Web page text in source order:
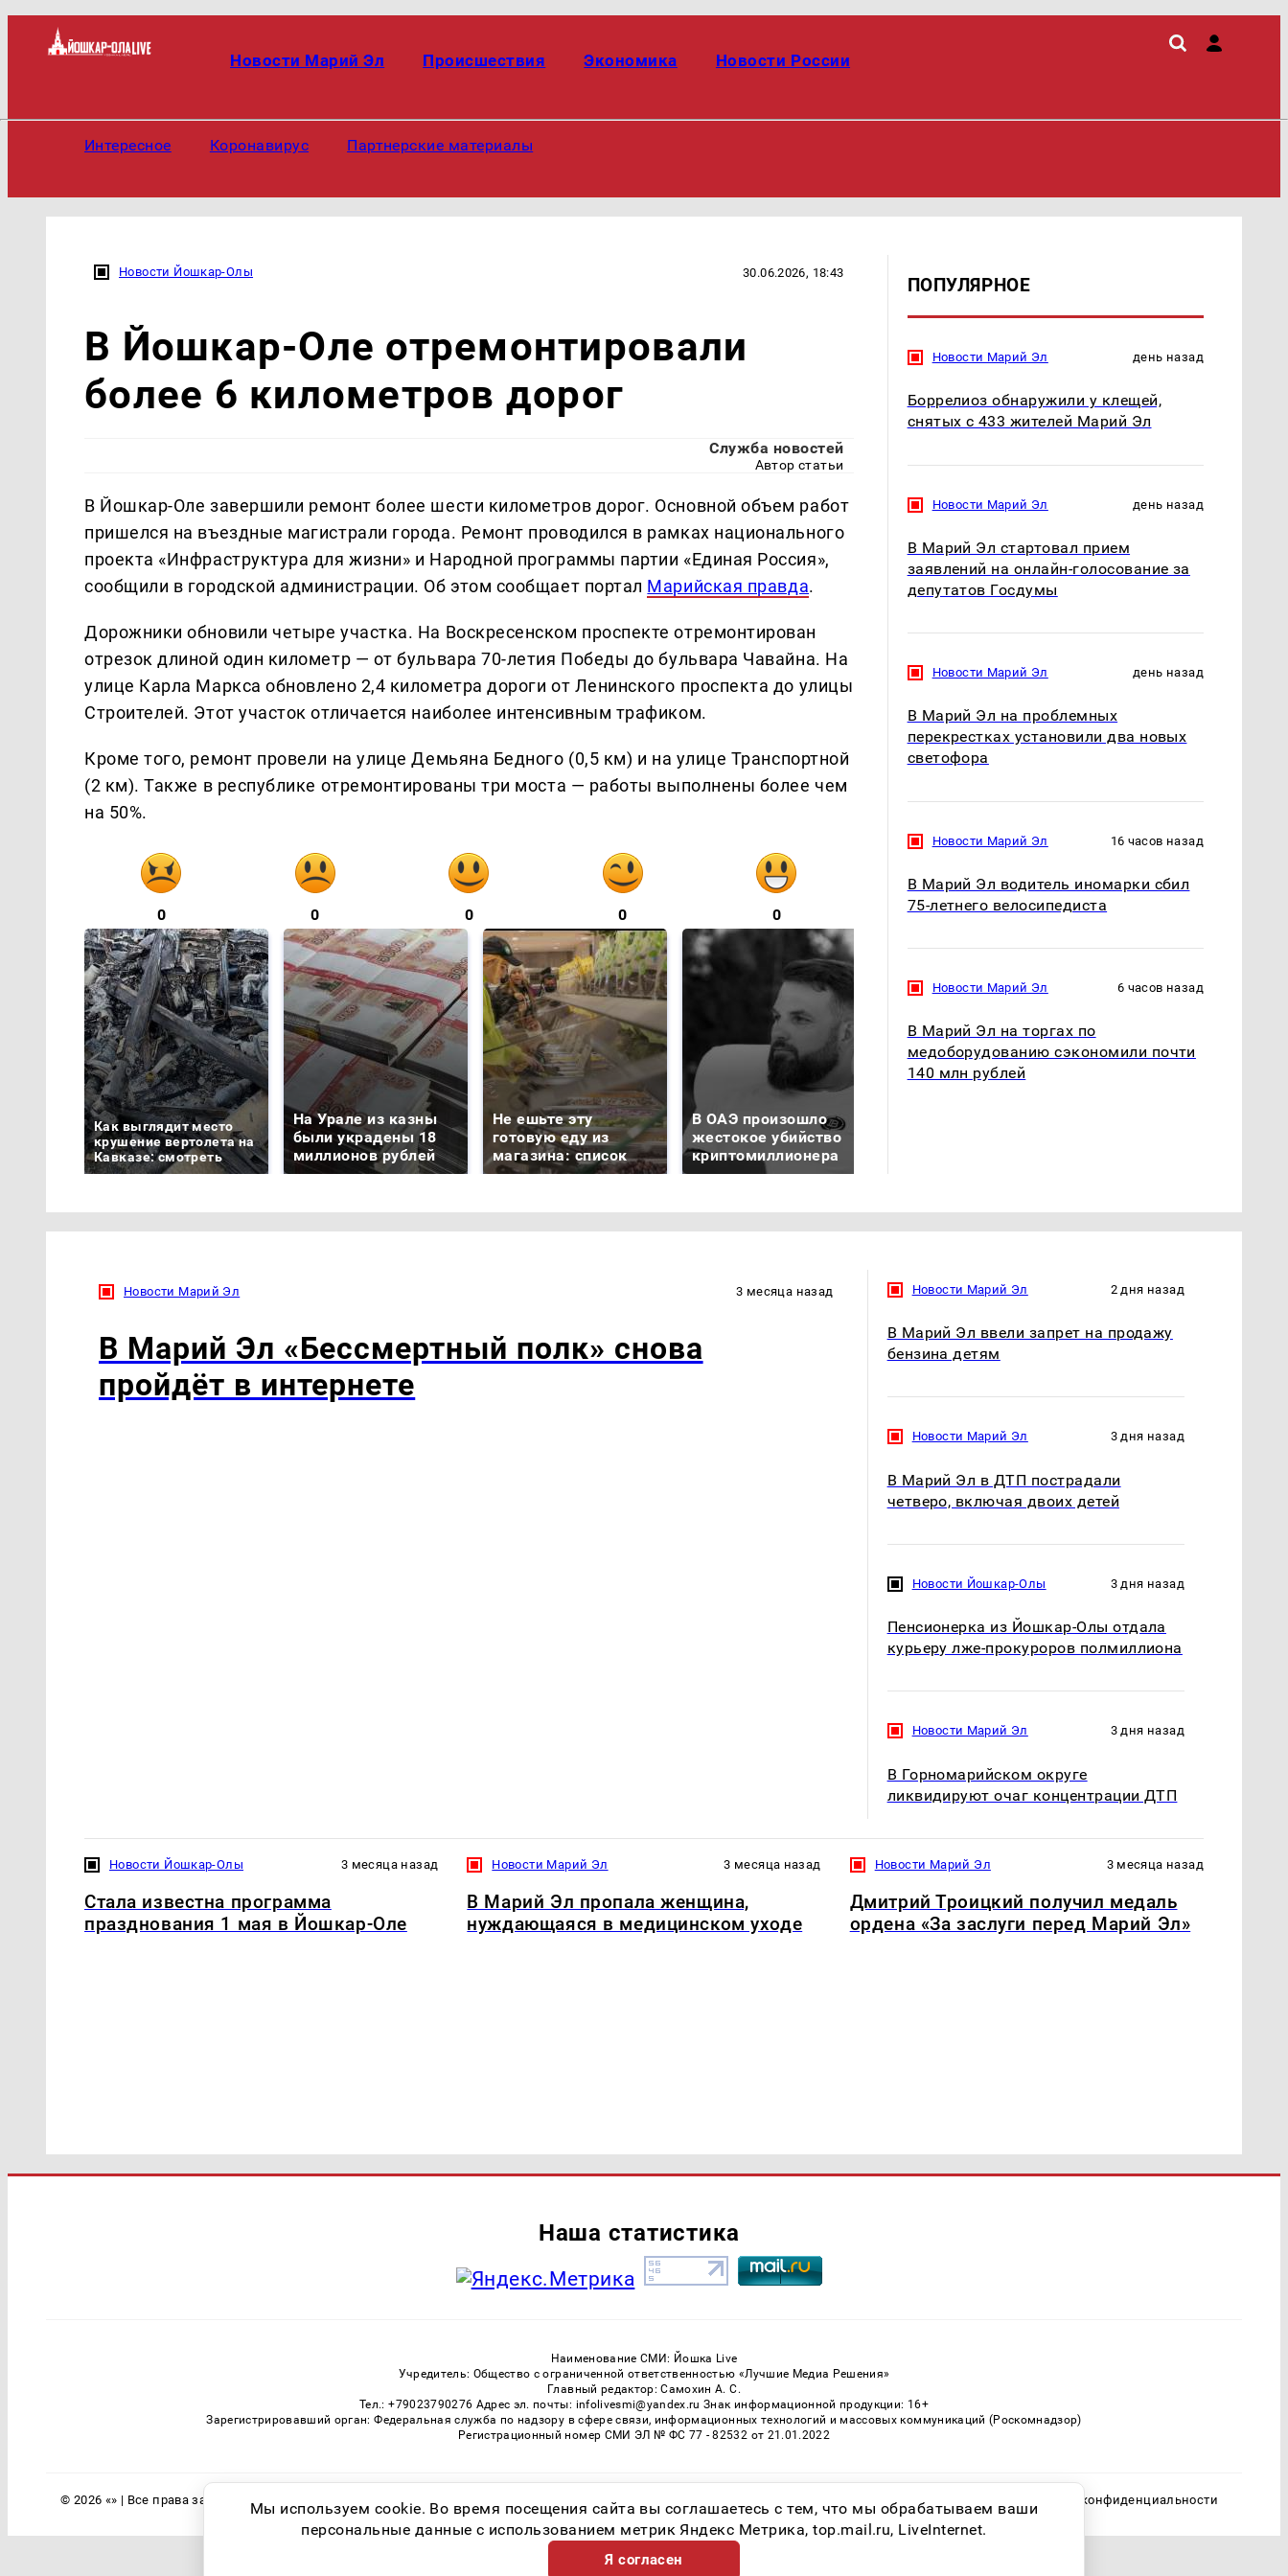
Новости Марий Эл Происшествия Экономика Новости России
Интересное Коронавирус Партнерские материалы
Новости Йошкар-Олы 30.06.2026, 18:43
В Йошкар-Оле отремонтировали
более 6 километров дорог
Служба новостей
Автор статьи
В Йошкар-Оле завершили ремонт более шести километров дорог. Основной объем работ
пришелся на въездные магистрали города. Ремонт проводился в рамках национального
проекта «Инфраструктура для жизни» и Народной программы партии «Единая Россия»,
сообщили в городской администрации. Об этом сообщает портал Марийская правда.
Дорожники обновили четыре участка. На Воскресенском проспекте отремонтирован
отрезок длиной один километр — от бульвара 70-летия Победы до бульвара Чавайна. На
улице Карла Маркса обновлено 2,4 километра дороги от Ленинского проспекта до улицы
Строителей. Этот участок отличается наиболее интенсивным трафиком.
Кроме того, ремонт провели на улице Демьяна Бедного (0,5 км) и на улице Транспортной
(2 км). Также в республике отремонтированы три моста — работы выполнены более чем
на 50%.
0 0 0 0 0
Как выглядит место
крушение вертолета на
Кавказе: смотреть
На Урале из казны
были украдены 18
миллионов рублей
Не ешьте эту
готовую еду из
магазина: список
В ОАЭ произошло
жестокое убийство
криптомиллионера
ПОПУЛЯРНОЕ
Новости Марий Эл день назад
Боррелиоз обнаружили у клещей,
снятых с 433 жителей Марий Эл
Новости Марий Эл день назад
В Марий Эл стартовал прием
заявлений на онлайн-голосование за
депутатов Госдумы
Новости Марий Эл день назад
В Марий Эл на проблемных
перекрестках установили два новых
светофора
Новости Марий Эл 16 часов назад
В Марий Эл водитель иномарки сбил
75-летнего велосипедиста
Новости Марий Эл 6 часов назад
В Марий Эл на торгах по
медоборудованию сэкономили почти
140 млн рублей
Новости Марий Эл 3 месяца назад
В Марий Эл «Бессмертный полк» снова
пройдёт в интернете
Новости Марий Эл 2 дня назад
В Марий Эл ввели запрет на продажу
бензина детям
Новости Марий Эл 3 дня назад
В Марий Эл в ДТП пострадали
четверо, включая двоих детей
Новости Йошкар-Олы 3 дня назад
Пенсионерка из Йошкар-Олы отдала
курьеру лже-прокуроров полмиллиона
Новости Марий Эл 3 дня назад
В Горномарийском округе
ликвидируют очаг концентрации ДТП
Новости Йошкар-Олы 3 месяца назад
Стала известна программа
празднования 1 мая в Йошкар-Оле
Новости Марий Эл 3 месяца назад
В Марий Эл пропала женщина,
нуждающаяся в медицинском уходе
Новости Марий Эл 3 месяца назад
Дмитрий Троицкий получил медаль
ордена «За заслуги перед Марий Эл»
Наша статистика
Наименование СМИ: Йошка Live
Учредитель: Общество с ограниченной ответственностью «Лучшие Медиа Решения»
Главный редактор: Самохин А. С.
Тел.: +79023790276 Адрес эл. почты: infolivesmi@yandex.ru Знак информационной продукции: 16+
Зарегистрировавший орган: Федеральная служба по надзору в сфере связи, информационных технологий и массовых коммуникаций (Роскомнадзор)
Регистрационный номер СМИ ЭЛ № ФС 77 - 82532 от 21.01.2022
© 2026 «» | Все права защищены Возрастная категория сайта 16+ Политика конфиденциальности
Мы используем cookie. Во время посещения сайта вы соглашаетесь с тем, что мы обрабатываем ваши
персональные данные с использованием метрик Яндекс Метрика, top.mail.ru, LiveInternet.
Я согласен